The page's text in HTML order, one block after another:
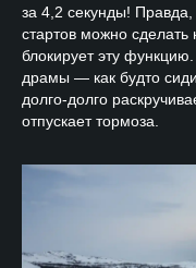
за 4,2 секунды!
стартов можно
блокирует эту
драмы — как будто
долго-долго
отпускает тормоза.